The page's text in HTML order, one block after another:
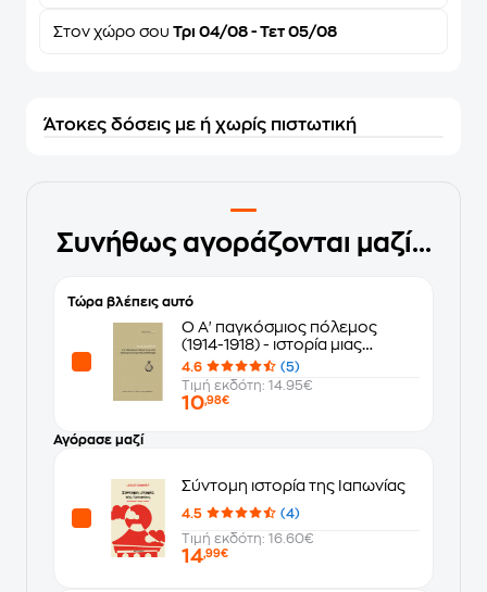
Στον χώρο σου Τρι 04/08 - Τετ 05/08
Άτοκες δόσεις με ή χωρίς πιστωτική
Συνήθως αγοράζονται μαζί...
Τώρα βλέπεις αυτό
Ο Α' παγκόσμιος πόλεμος
(1914-1918) - ιστορία μιας
οικουμενικής καταστροφής
4.6
(5)
Τιμή εκδότη: 14.95€
10,98€
Αγόρασε μαζί
Σύντομη ιστορία της Ιαπωνίας
4.5
(4)
Τιμή εκδότη: 16.60€
14,99€